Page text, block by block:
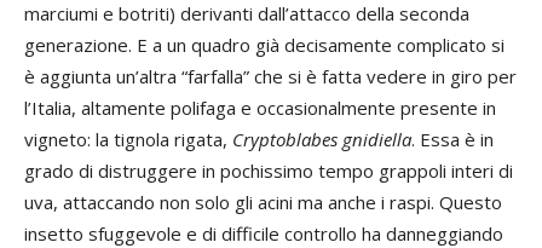
marciumi e botriti) derivanti dall’attacco della seconda
generazione. E a un quadro già decisamente complicato si
è aggiunta un’altra “farfalla” che si è fatta vedere in giro per
l’Italia, altamente polifaga e occasionalmente presente in
vigneto: la tignola rigata, Cryptoblabes gnidiella. Essa è in
grado di distruggere in pochissimo tempo grappoli interi di
uva, attaccando non solo gli acini ma anche i raspi. Questo
insetto sfuggevole e di difficile controllo ha danneggiando